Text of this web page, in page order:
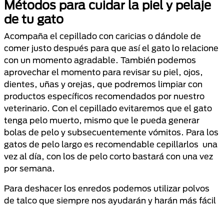
Métodos para cuidar la piel y pelaje
de tu gato
Acompaña el cepillado con caricias o dándole de
comer justo después para que así el gato lo relacione
con un momento agradable. También podemos
aprovechar el momento para revisar su piel, ojos,
dientes, uñas y orejas, que podremos limpiar con
productos específicos recomendados por nuestro
veterinario. Con el cepillado evitaremos que el gato
tenga pelo muerto, mismo que le pueda generar
bolas de pelo y subsecuentemente vómitos. Para los
gatos de pelo largo es recomendable cepillarlos una
vez al día, con los de pelo corto bastará con una vez
por semana.
Para deshacer los enredos podemos utilizar polvos
de talco que siempre nos ayudarán y harán más fácil